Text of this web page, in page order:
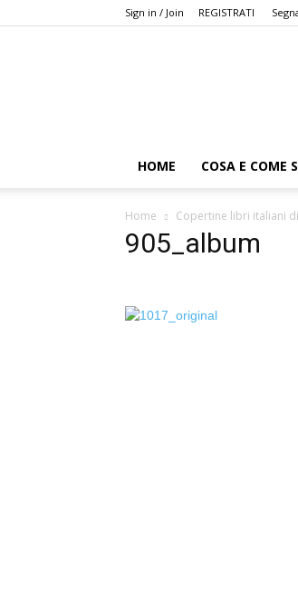
Sign in / Join REGISTRATI
HOME COSA E COME
Home Copertine libri italiani
905_album